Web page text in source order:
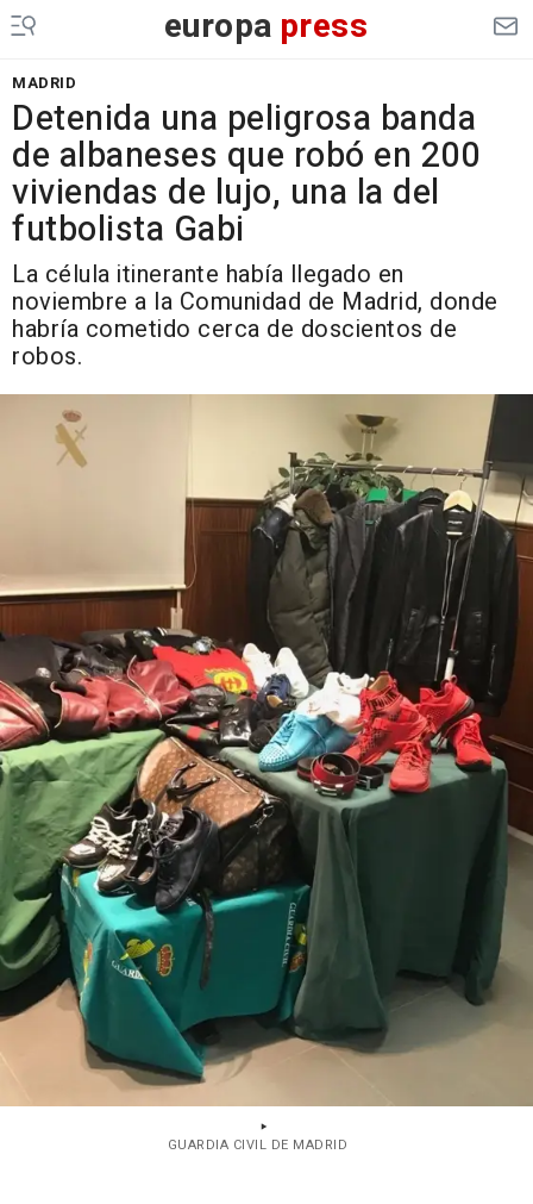
europa press
MADRID
Detenida una peligrosa banda
de albaneses que robó en 200
viviendas de lujo, una la del
futbolista Gabi
La célula itinerante había llegado en
noviembre a la Comunidad de Madrid, donde
habría cometido cerca de doscientos de
robos.
GUARDIA CIVIL DE MADRID